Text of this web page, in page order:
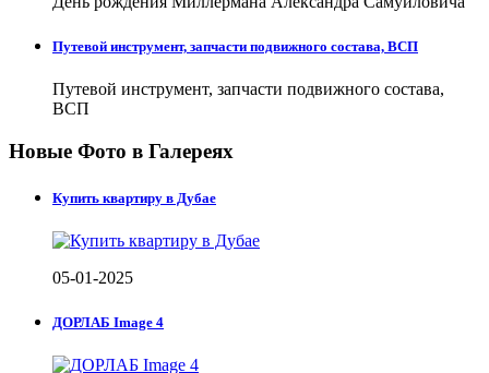
Путевой инструмент, запчасти подвижного состава, ВСП
Путевой инструмент, запчасти подвижного состава,
ВСП
Новые Фото в Галереях
Купить квартиру в Дубае
05-01-2025
ДОРЛАБ Image 4